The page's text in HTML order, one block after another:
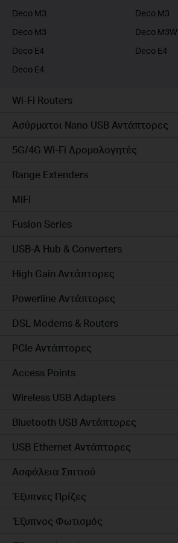
Deco M3
Deco M3
Deco M3
Deco M3W
Deco E4
Deco E4
Deco E4
Wi-Fi Routers
Ασύρματοι Nano USB Αντάπτορες
5G/4G Wi-Fi Δρομολογητές
Range Extenders
MiFi
Fusion Series
USB-A Hub & Converters
High Gain Αντάπτορες
Powerline Αντάπτορες
DSL Modems & Routers
PCIe Αντάπτορες
Access Points
Wireless USB Adapters
Bluetooth USB Αντάπτορες
USB Ethernet Αντάπτορες
Ασφάλεια Σπιτιού
Έξυπνες Πρίζες
Έξυπνος Φωτισμός